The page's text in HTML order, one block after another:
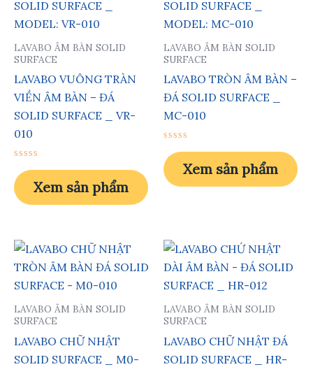
LAVABO ÂM BÀN SOLID
SURFACE
LAVABO VUÔNG TRÀN
VIỀN ÂM BÀN – ĐÁ
SOLID SURFACE _ VR-
010
xếp
hạng
0
5
Xem sản phẩm
LAVABO ÂM BÀN SOLID
SURFACE
LAVABO TRÒN ÂM BÀN –
ĐÁ SOLID SURFACE _
MC-010
xếp
hạng
0
5
Xem sản phẩm
LAVABO ÂM BÀN SOLID
SURFACE
LAVABO CHỮ NHẬT
SOLID SURFACE _ M0-
LAVABO ÂM BÀN SOLID
SURFACE
LAVABO CHỮ NHẬT ĐÁ
SOLID SURFACE _ HR-